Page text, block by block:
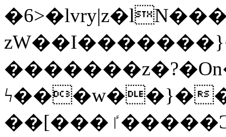
ϟ���w��}�
��[���ٵ�����Ͻ���������x�ս��Apq�����޻�V����O�cp����ٝy{����:�k�ןNݯOOCyx6���&���?